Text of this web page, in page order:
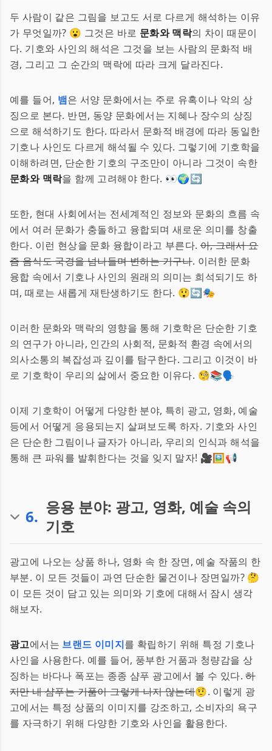
두 사람이 같은 그림을 보고도 서로 다르게 해석하는 이유
가 무엇일까? 😮 그것은 바로 문화와 맥락의 차이 때문이
다. 기호와 사인의 해석은 그것을 보는 사람의 문화적 배
경, 그리고 그 순간의 맥락에 따라 크게 달라진다.
예를 들어, 뱀은 서양 문화에서는 주로 유혹이나 악의 상
징으로 본다. 반면, 동양 문화에서는 지혜나 장수의 상징
으로 해석하기도 한다. 따라서 문화적 배경에 따라 동일한
기호나 사인도 다르게 해석될 수 있다. 그렇기에 기호학을
이해하려면, 단순한 기호의 구조만이 아니라 그것이 속한
문화와 맥락을 함께 고려해야 한다. 👀🌍🔄
또한, 현대 사회에서는 전세계적인 정보와 문화의 흐름 속
에서 여러 문화가 충돌하고 융합되며 새로운 의미를 창출
한다. 이런 현상을 문화 융합이라고 부른다. 아, 그래서 요
즘 음식도 국경을 넘나들며 변하는 거구나. 이러한 문화
융합 속에서 기호나 사인의 원래의 의미는 희석되기도 하
며, 때로는 새롭게 재탄생하기도 한다. 😲🔄🎭
이러한 문화와 맥락의 영향을 통해 기호학은 단순한 기호
의 연구가 아니라, 인간의 사회적, 문화적 환경 속에서의
의사소통의 복잡성과 깊이를 탐구한다. 그리고 이것이 바
로 기호학이 우리의 삶에서 중요한 이유다. 🧐📚🗣
이제 기호학이 어떻게 다양한 분야, 특히 광고, 영화, 예술
등에서 어떻게 응용되는지 살펴보도록 하자. 기호와 사인
은 단순한 그림이나 글자가 아니라, 우리의 인식과 해석을
통해 큰 파워를 발휘한다는 것을 잊지 말자! 🎥🖼📢
6. 응용 분야: 광고, 영화, 예술 속의
기호
광고에 나오는 상품 하나, 영화 속 한 장면, 예술 작품의 한
부분. 이 모든 것들이 과연 단순한 물건이나 장면일까? 🤔
이 모든 것이 담고 있는 의미와 기호에 대해서 잠시 생각
해보자.
광고에서는 브랜드 이미지를 확립하기 위해 특정 기호나
사인을 사용한다. 예를 들어, 풍부한 거품과 청량감을 상
징하는 바다나 폭포는 종종 샴푸 광고에서 볼 수 있다.하
지만 내 샴푸는 거품이 그렇게 나지 않는데🤨. 이렇게 광
고에서는 특정 상품의 이미지를 강조하고, 소비자의 욕구
를 자극하기 위해 다양한 기호와 사인을 활용한다.